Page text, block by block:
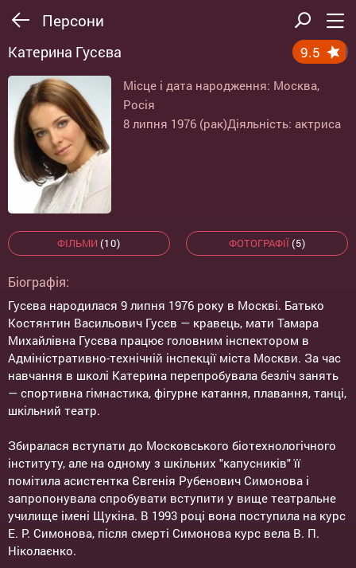
Персони
Катерина Гусєва 9.5
Місце і дата народження: Москва,
Росія
8 липня 1976 (рак)Діяльність: актриса
ФІЛЬМИ (10) ФОТОГРАФІЇ(5)
Біографія:
Гусєва народилася 9 липня 1976 року в Москві. Батько
Костянтин Васильович Гусєв — кравець, мати Тамара
Михайлівна Гусєва працює головним інспектором в
Адміністративно-технічній інспекції міста Москви. За час
навчання в школі Катерина перепробувала безліч занять
— спортивна гімнастика, фігурне катання, плавання, танці,
шкільний театр.
Збиралася вступати до Московського біотехнологічного
інституту, але на одному з шкільних "капусників" її
помітила асистентка Євгенія Рубенович Симонова і
запропонувала спробувати вступити у вище театральне
училище імені Щукіна. В 1993 році вона поступила на курс
Е. Р. Симонова, після смерті Симонова курс вела В. П.
Ніколаєнко.